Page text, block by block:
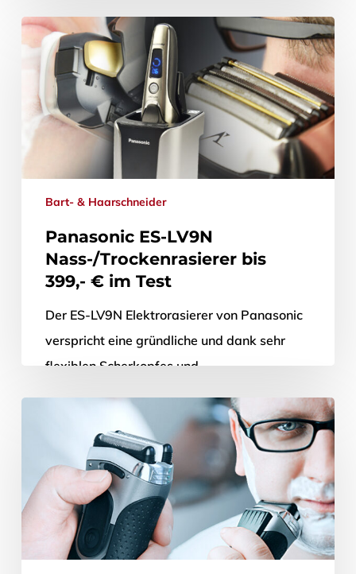
ließ sich…
29. September 2016
Bart- & Haarschneider
Panasonic ES-LV9N
Nass-/Trockenrasierer bis
399,- € im Test
Der ES-LV9N Elektrorasierer von Panasonic
verspricht eine gründliche und dank sehr
flexiblen Scherkopfes und
hautschonende Rasur. Das ETM
TESTMAGAZIN fand im Praxistest…
4. Juli 2016